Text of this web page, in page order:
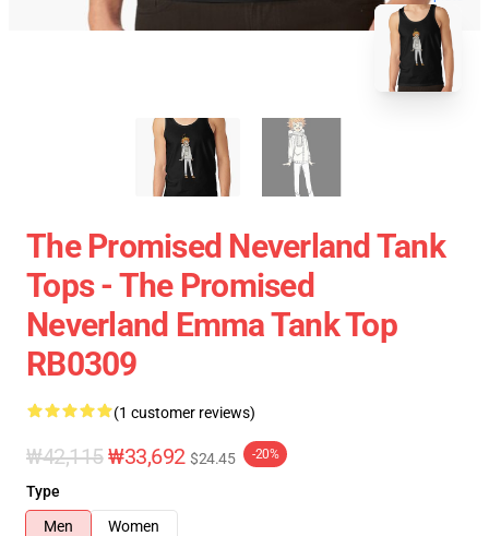
The Promised Neverland Tank
Tops - The Promised
Neverland Emma Tank Top
RB0309
(1 customer reviews)
₩42,115₩33,692 $24.45 -20%
Type
Men
Women